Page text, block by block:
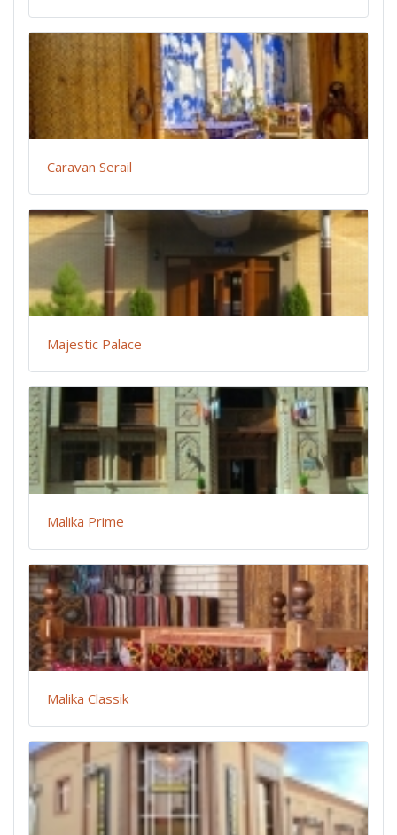
Caravan Serail
Majestic Palace
Malika Prime
Malika Classik